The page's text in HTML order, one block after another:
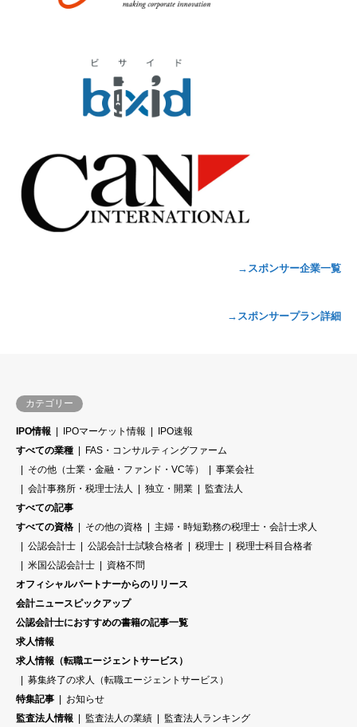
→スポンサー企業一覧
→スポンサープラン詳細
カテゴリー
IPO情報 IPOマーケット情報
IPO速報
すべての業種
FAS・コンサルティングファーム
その他（士業・金融・ファンド・VC等）
事業会社
会計事務所・税理士法人
独立・開業
監査法人
すべての記事
すべての資格
その他の資格
主婦・時短勤務の税理士・会計士求人
公認会計士
公認会計士試験合格者 税理士
税理士科目合格者
米国公認会計士
資格不問
オフィシャルパートナーからのリリース
会計ニュースピックアップ
公認会計士におすすめの書籍の記事一覧
求人情報
求人情報（転職エージェントサービス）
募集終了の求人（転職エージェントサービス）
特集記事
お知らせ
監査法人情報
監査法人の業績
監査法人ランキング